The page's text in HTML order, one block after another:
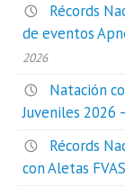
Récords
de eventos
2026
Natación
Juveniles 2026
Récords
con Aletas